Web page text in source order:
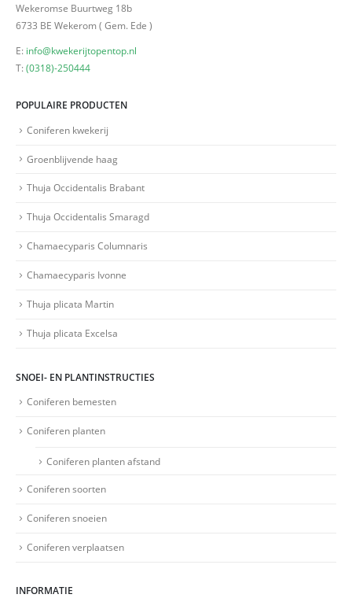
Wekeromse Buurtweg 18b
6733 BE Wekerom ( Gem. Ede )
E: info@kwekerijtopentop.nl
T:(0318)-250444
POPULAIRE PRODUCTEN
Coniferen kwekerij
Groenblijvende haag
Thuja Occidentalis Brabant
Thuja Occidentalis Smaragd
Chamaecyparis Columnaris
Chamaecyparis Ivonne
Thuja plicata Martin
Thuja plicata Excelsa
SNOEI- EN PLANTINSTRUCTIES
Coniferen bemesten
Coniferen planten
Coniferen planten afstand
Coniferen soorten
Coniferen snoeien
Coniferen verplaatsen
INFORMATIE